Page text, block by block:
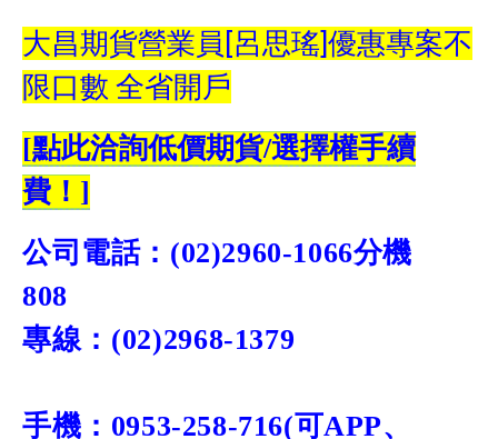
大昌期貨營業員[呂思瑤]優惠專案不
限口數 全省開戶
[點此洽詢低價期貨/選擇權手續
費！ ]
公司電話： (02)2960-1066分機
808
專線： (02)2968-1379
手機： 0953-258-716(可APP、